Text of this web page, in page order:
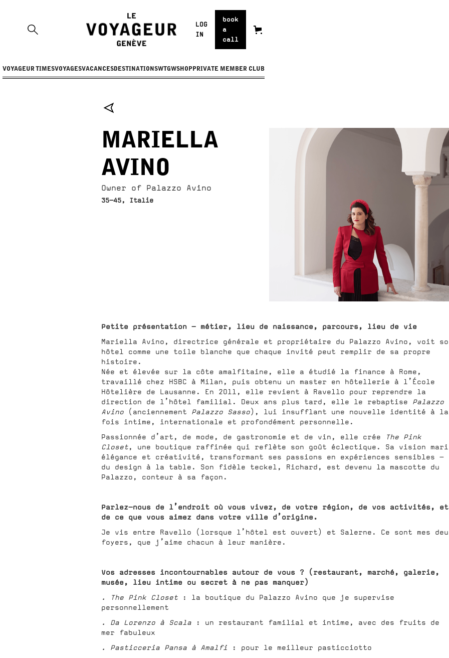
LOG
IN
book
a
call
VOYAGEUR TIMESVOYAGESVACANCES DESTINATIONSWTGWSHOP PRIVATE MEMBER CLUB
MARIELLA
AVINO
Owner of Palazzo Avino
35-45, Italie
Petite présentation – métier, lieu de naissance, parcours, lieu de vie
Mariella Avino, directrice générale et propriétaire du Palazzo Avino, voit
hôtel comme une toile blanche que chaque invité peut remplir de sa propre
histoire.
Née et élevée sur la côte amalfitaine, elle a étudié la finance à Rome,
travaillé chez HSBC à Milan, puis obtenu un master en hôtellerie à l’École
Hôtelière de Lausanne. En 2011, elle revient à Ravello pour reprendre la
direction de l’hôtel familial. Deux ans plus tard, elle le rebaptise Palazzo
Avino (anciennement Palazzo Sasso), lui insufflant une nouvelle identité à la
fois intime, internationale et profondément personnelle.
Passionnée d’art, de mode, de gastronomie et de vin, elle crée
The Pink
Closet, une boutique raffinée qui reflète son goût éclectique. Sa vision
élégance et créativité, transformant ses passions en expériences sensibles —
du design à la table. Son fidèle teckel, Richard, est devenu la mascotte du
Palazzo, conteur à sa façon.
Parlez-nous de l’endroit où vous vivez, de votre région, de vos activités, et
de ce que vous aimez dans votre ville d’origine.
Je vis entre Ravello (lorsque l’hôtel est ouvert) et Salerne. Ce sont mes
foyers, que j’aime chacun à leur manière.
Vos adresses incontournables autour de vous ? (restaurant, marché, galerie,
musée, lieu intime ou secret à ne pas manquer)
. The Pink Closet : la boutique du Palazzo Avino que je supervise
personnellement
. Da Lorenzo à Scala : un restaurant familial et intime, avec des fruits de
mer fabuleux
. Pasticceria Pansa à Amalfi : pour le meilleur pasticciotto